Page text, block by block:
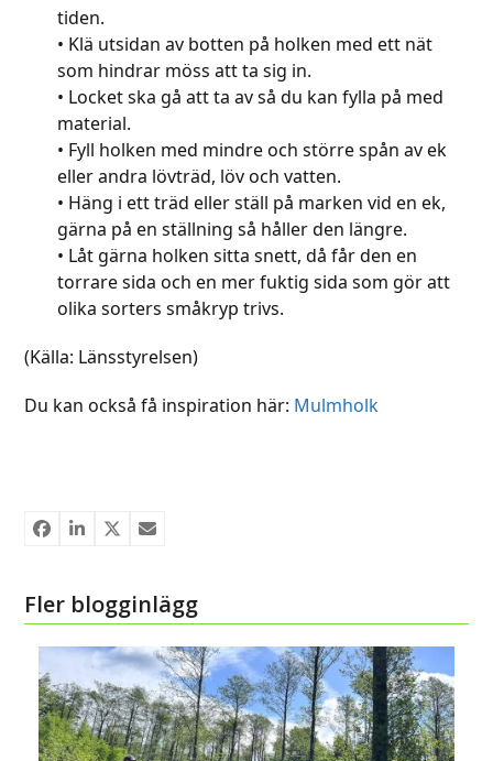
tiden.
• Klä utsidan av botten på holken med ett nät
som hindrar möss att ta sig in.
• Locket ska gå att ta av så du kan fylla på med
material.
• Fyll holken med mindre och större spån av ek
eller andra lövträd, löv och vatten.
• Häng i ett träd eller ställ på marken vid en ek,
gärna på en ställning så håller den längre.
• Låt gärna holken sitta snett, då får den en
torrare sida och en mer fuktig sida som gör att
olika sorters småkryp trivs.
(Källa: Länsstyrelsen)
Du kan också få inspiration här: Mulmholk
Fler blogginlägg